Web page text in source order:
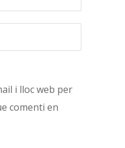
i lloc web per
comenti en